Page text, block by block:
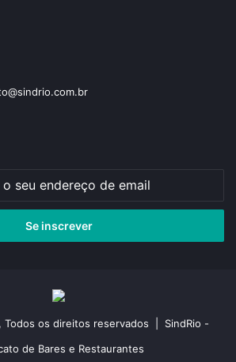
os direitos reservados | SindRio -
de Bares e Restaurantes